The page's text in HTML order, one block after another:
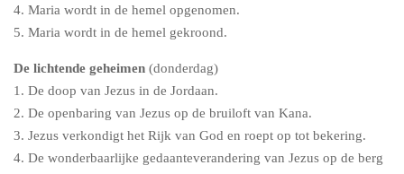
4. Maria wordt in de hemel opgenomen.
5. Maria wordt in de hemel gekroond.
De lichtende geheimen (donderdag)
1. De doop van Jezus in de Jordaan.
2. De openbaring van Jezus op de bruiloft van Kana.
3. Jezus verkondigt het Rijk van God en roept op tot bekering.
4. De wonderbaarlijke gedaanteverandering van Jezus op de berg